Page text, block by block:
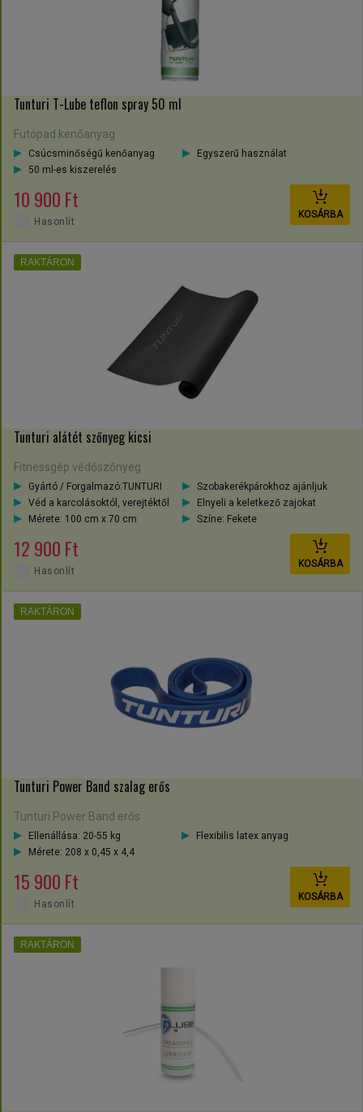
Tunturi T-Lube teflon spray 50 ml
Futópad kenőanyag
Csúcsminőségű kenőanyag
Egyszerű használat
50 ml-es kiszerelés
10 900 Ft
KOSÁRBA
Hasonlít
Tunturi alátét szőnyeg kicsi
Fitnessgép védőszőnyeg
Gyártó / Forgalmazó:TUNTURI
Szobakerékpárokhoz ajánljuk
Véd a karcolásoktól, verejtéktől
Elnyeli a keletkező zajokat
Mérete: 100 cm x 70 cm
Színe: Fekete
12 900 Ft
KOSÁRBA
RAKTÁRON
Hasonlít
Tunturi Power Band szalag erős
Tunturi Power Band erős
Ellenállása: 20-55 kg
Flexibilis latex anyag
Mérete: 208 x 0,45 x 4,4
15 900 Ft
KOSÁRBA
RAKTÁRON
Hasonlít
RAKTÁRON